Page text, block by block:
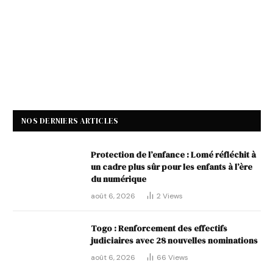
NOS DERNIERS ARTICLES
Protection de l’enfance : Lomé réfléchit à
un cadre plus sûr pour les enfants à l’ère
du numérique
août 6, 2026 2 Views
Togo : Renforcement des effectifs
judiciaires avec 28 nouvelles nominations
août 6, 2026 66 Views